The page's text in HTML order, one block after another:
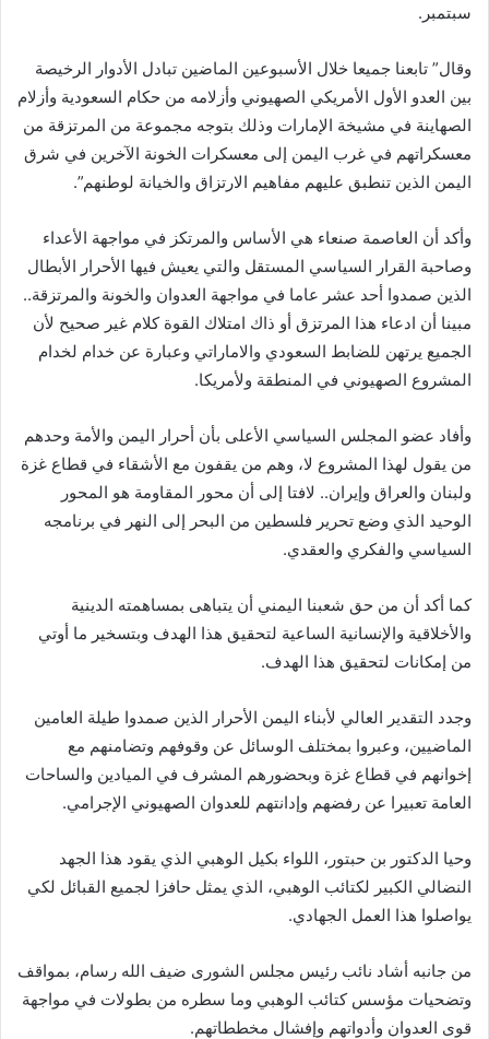
سبتمبر.
وقال” تابعنا جميعا خلال الأسبوعين الماضين تبادل الأدوار الرخيصة
بين العدو الأول الأمريكي الصهيوني وأزلامه من حكام السعودية وأزلام
الصهاينة في مشيخة الإمارات وذلك بتوجه مجموعة من المرتزقة من
معسكراتهم في غرب اليمن إلى معسكرات الخونة الآخرين في شرق
اليمن الذين تنطبق عليهم مفاهيم الارتزاق والخيانة لوطنهم”.
وأكد أن العاصمة صنعاء هي الأساس والمرتكز في مواجهة الأعداء
وصاحبة القرار السياسي المستقل والتي يعيش فيها الأحرار الأبطال
الذين صمدوا أحد عشر عاما في مواجهة العدوان والخونة والمرتزقة..
مبينا أن ادعاء هذا المرتزق أو ذاك امتلاك القوة كلام غير صحيح لأن
الجميع يرتهن للضابط السعودي والاماراتي وعبارة عن خدام لخدام
المشروع الصهيوني في المنطقة ولأمريكا.
وأفاد عضو المجلس السياسي الأعلى بأن أحرار اليمن والأمة وحدهم
من يقول لهذا المشروع لا، وهم من يقفون مع الأشقاء في قطاع غزة
ولبنان والعراق وإيران.. لافتا إلى أن محور المقاومة هو المحور
الوحيد الذي وضع تحرير فلسطين من البحر إلى النهر في برنامجه
السياسي والفكري والعقدي.
كما أكد أن من حق شعبنا اليمني أن يتباهى بمساهمته الدينية
والأخلاقية والإنسانية الساعية لتحقيق هذا الهدف وبتسخير ما أوتي
من إمكانات لتحقيق هذا الهدف.
وجدد التقدير العالي لأبناء اليمن الأحرار الذين صمدوا طيلة العامين
الماضيين، وعبروا بمختلف الوسائل عن وقوفهم وتضامنهم مع
إخوانهم في قطاع غزة وبحضورهم المشرف في الميادين والساحات
العامة تعبيرا عن رفضهم وإدانتهم للعدوان الصهيوني الإجرامي.
وحيا الدكتور بن حبتور، اللواء بكيل الوهبي الذي يقود هذا الجهد
النضالي الكبير لكتائب الوهبي، الذي يمثل حافزا لجميع القبائل لكي
يواصلوا هذا العمل الجهادي.
من جانبه أشاد نائب رئيس مجلس الشورى ضيف الله رسام، بمواقف
وتضحيات مؤسس كتائب الوهبي وما سطره من بطولات في مواجهة
قوى العدوان وأدواتهم وإفشال مخططاتهم.